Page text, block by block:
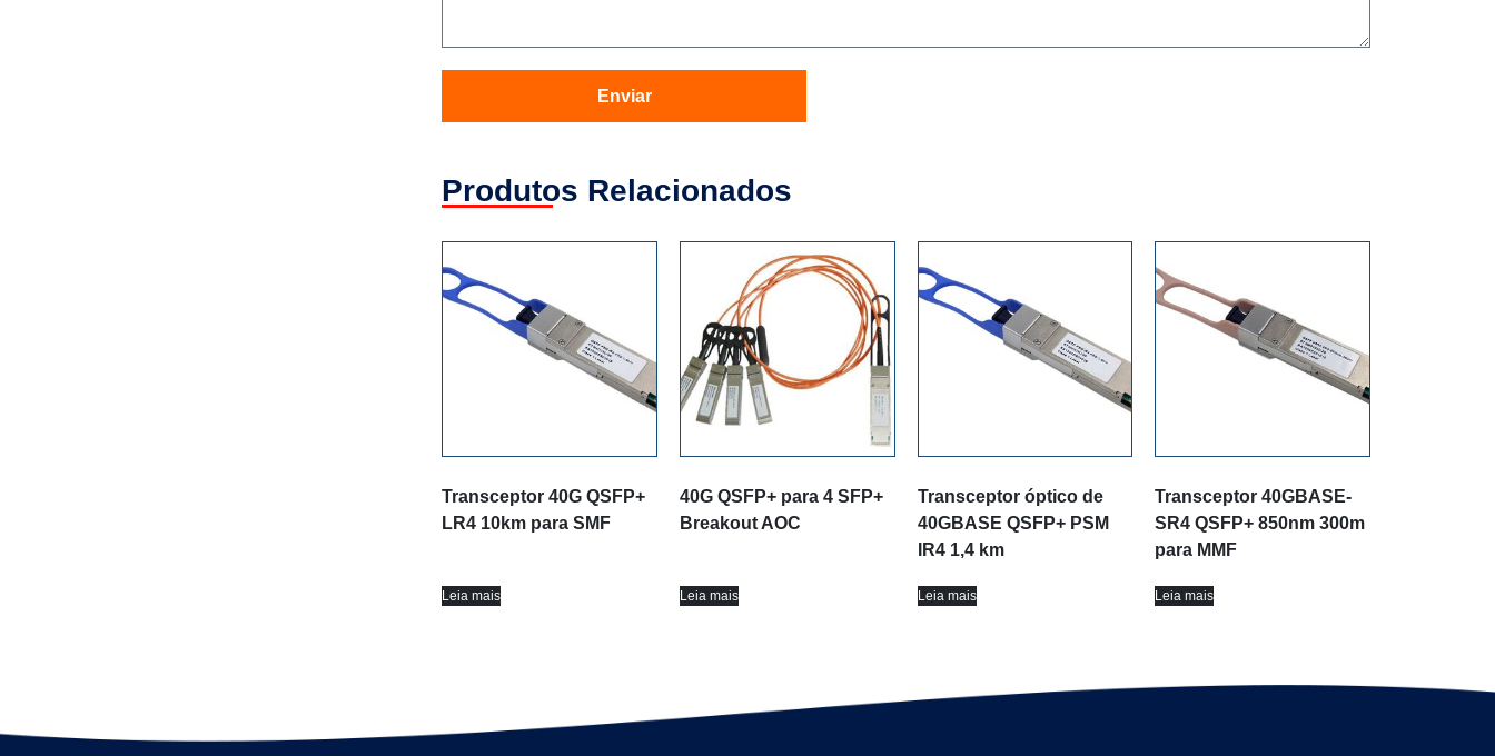
Enviar
Produtos Relacionados
Transceptor 40G QSFP+
LR4 10km para SMF
Leia mais
40G QSFP+ para 4 SFP+
Breakout AOC
Leia mais
Transceptor óptico de
40GBASE QSFP+ PSM
IR4 1,4 km
Leia mais
Transceptor 40GBASE-
SR4 QSFP+ 850nm 300m
para MMF
Leia mais